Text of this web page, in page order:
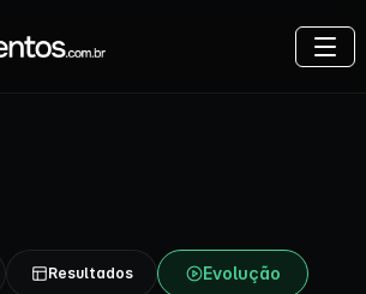
Resultados Evolução